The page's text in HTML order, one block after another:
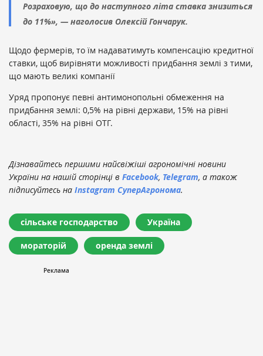
Розраховую, що до наступного літа ставка знизиться
до 11%», — наголосив Олексій Гончарук.
Щодо фермерів, то їм надаватимуть компенсацію кредитної
ставки, щоб вирівняти можливості придбання землі з тими,
що мають великі компанії
Уряд пропонує певні антимонопольні обмеження на
придбання землі: 0,5% на рівні держави, 15% на рівні
області, 35% на рівні ОТГ.
Дізнавайтесь першими найсвіжіші агрономічні новини
України на нашій сторінці в Facebook, Telegram, а також
підписуйтесь на Instagram СуперАгронома.
сільське господарство Україна
мораторій оренда землі